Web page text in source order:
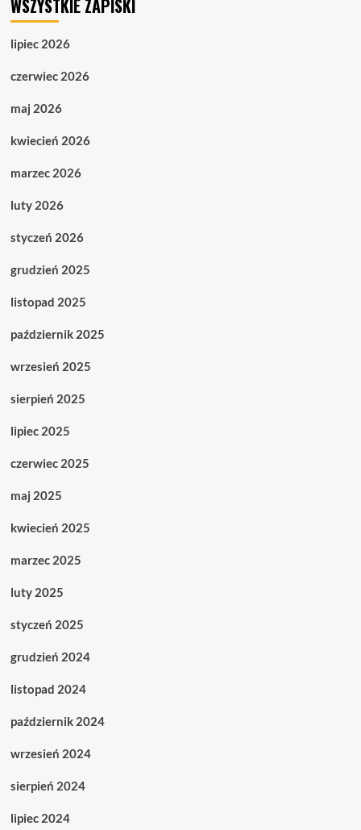
WSZYSTKIE ZAPISKI
lipiec 2026
czerwiec 2026
maj 2026
kwiecień 2026
marzec 2026
luty 2026
styczeń 2026
grudzień 2025
listopad 2025
październik 2025
wrzesień 2025
sierpień 2025
lipiec 2025
czerwiec 2025
maj 2025
kwiecień 2025
marzec 2025
luty 2025
styczeń 2025
grudzień 2024
listopad 2024
październik 2024
wrzesień 2024
sierpień 2024
lipiec 2024